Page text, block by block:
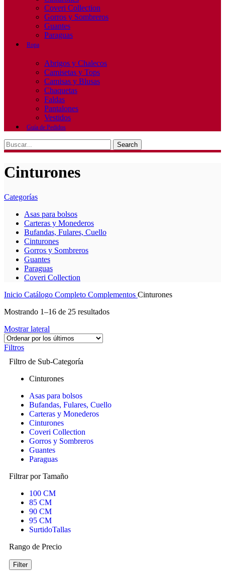
Coveri Collection
Gorros y Sombreros
Guantes
Paraguas
Ropa
Abrigos y Chalecos
Camisetas y Tops
Camisas y Blusas
Chaquetas
Faldas
Pantalones
Vestidos
Guía de Pedidos
Search
Cinturones
Categorías
Asas para bolsos
Carteras y Monederos
Bufandas, Fulares, Cuello
Cinturones
Gorros y Sombreros
Guantes
Paraguas
Coveri Collection
Inicio Catálogo Completo Complementos Cinturones
Mostrando 1–16 de 25 resultados
Mostrar lateral
Filtros
Filtro de Sub-Categoría
Cinturones
Asas para bolsos
Bufandas, Fulares, Cuello
Carteras y Monederos
Cinturones
Coveri Collection
Gorros y Sombreros
Guantes
Paraguas
Filtrar por Tamaño
100 CM
85 CM
90 CM
95 CM
SurtidoTallas
Rango de Precio
Filter